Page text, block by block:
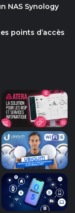
NAS Synology
points d’accès